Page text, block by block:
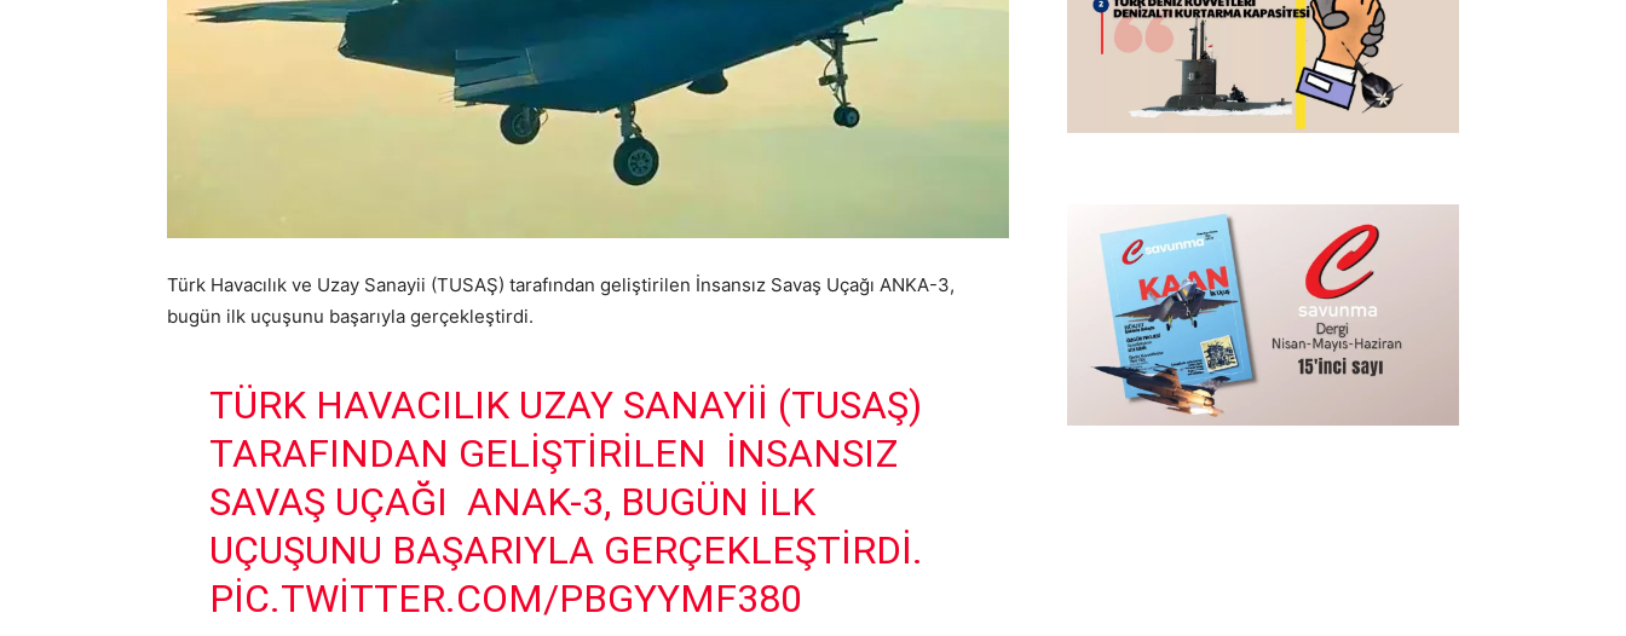
Türk Havacılık ve Uzay Sanayii (TUSAŞ) tarafından geliştirilen İnsansız Savaş Uçağı ANKA-3,
bugün ilk uçuşunu başarıyla gerçekleştirdi.
TÜRK HAVACILIK UZAY SANAYII (TUSAŞ)
TARAFINDAN GELIŞTIRILEN İNSANSIZ
SAVAŞ UÇAĞI ANAK-3, BUGÜN ILK
UÇUŞUNU BAŞARIYLA GERÇEKLEŞTIRDI.
PIC.TWITTER.COM/PBGYYMF380